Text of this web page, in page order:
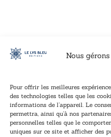
Nous
Pour offrir les meilleures
des technologies telles que les
informations de l’appareil. Le
permettra, ainsi qu’à nos
personnelles telles que le
uniques sur ce site et afficher des
Inscription à
Inscrivez-vous à notre
dernières nouvelles.